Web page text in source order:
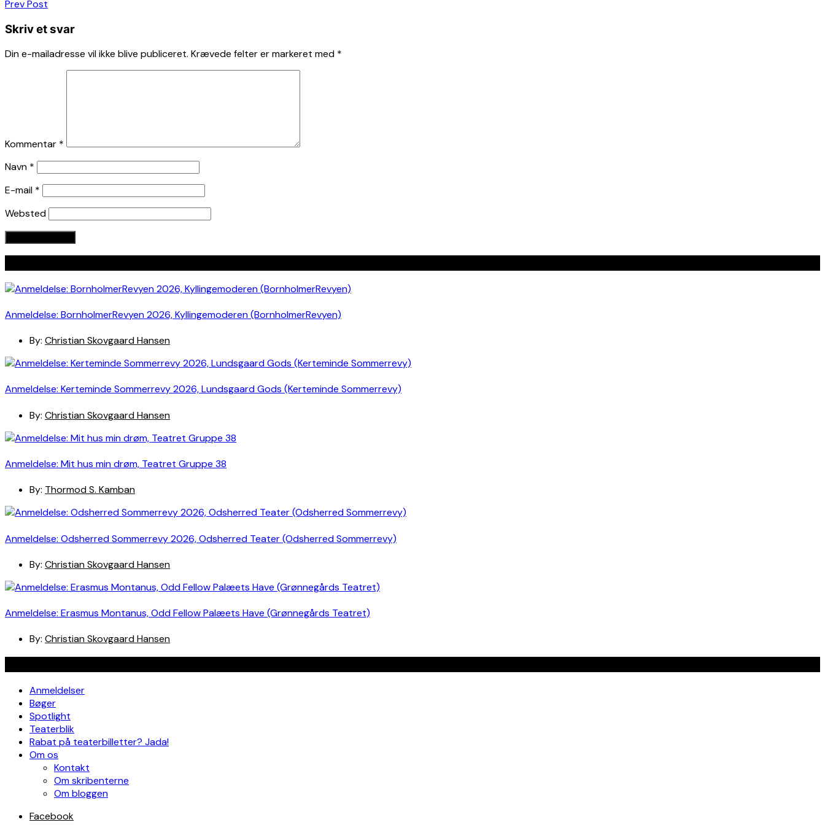
Indlægsnavigation
Prev Post
Skriv et svar
Din e-mailadresse vil ikke blive publiceret. Krævede felter er markeret med *
Kommentar *
Navn *
E-mail *
Websted
Anmeldelse: BornholmerRevyen 2026, Kyllingemoderen (BornholmerRevyen)
By: Christian Skovgaard Hansen
Anmeldelse: Kerteminde Sommerrevy 2026, Lundsgaard Gods (Kerteminde Sommerrevy)
By: Christian Skovgaard Hansen
Anmeldelse: Mit hus min drøm, Teatret Gruppe 38
By: Thormod S. Kamban
Anmeldelse: Odsherred Sommerrevy 2026, Odsherred Teater (Odsherred Sommerrevy)
By: Christian Skovgaard Hansen
Anmeldelse: Erasmus Montanus, Odd Fellow Palæets Have (Grønnegårds Teatret)
By: Christian Skovgaard Hansen
Anmeldelser
Bøger
Spotlight
Teaterblik
Rabat på teaterbilletter? Jada!
Om os
Kontakt
Om skribenterne
Om bloggen
Facebook